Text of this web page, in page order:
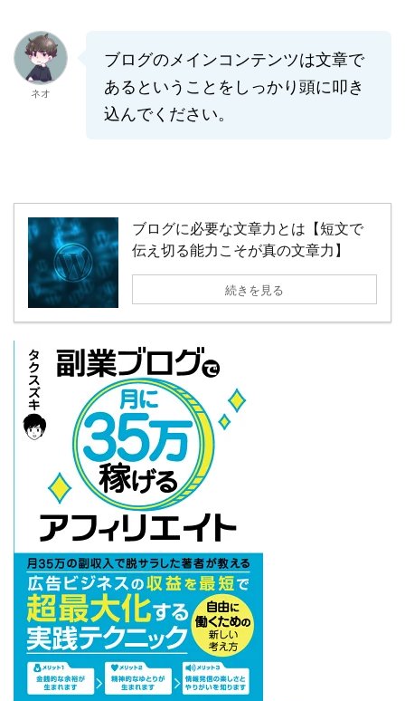
ネオ
ブログのメインコンテンツは文章で
あるということをしっかり頭に叩き
込んでください。
ブログに必要な文章力とは【短文で
伝え切る能力こそが真の文章力】
続きを見る